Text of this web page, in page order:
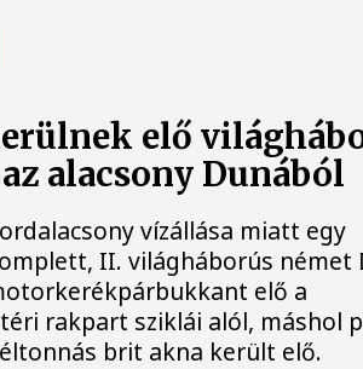
elő
alacsony Dunából
vízállása miatt egy
II. világháborús német
elő a
rakpart sziklái alól, máshol
brit akna került elő.